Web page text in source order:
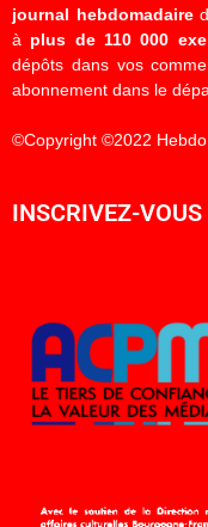
journal hebdomadaire
à plus de 110 000
dépôts dans vos
abonnement dans le
©Copyright ©2022
INSCRIVEZ-